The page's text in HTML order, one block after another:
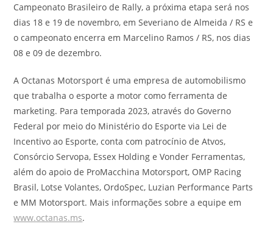
Campeonato Brasileiro de Rally, a próxima etapa será nos
dias 18 e 19 de novembro, em Severiano de Almeida / RS e
o campeonato encerra em Marcelino Ramos / RS, nos dias
08 e 09 de dezembro.
A Octanas Motorsport é uma empresa de automobilismo
que trabalha o esporte a motor como ferramenta de
marketing. Para temporada 2023, através do Governo
Federal por meio do Ministério do Esporte via Lei de
Incentivo ao Esporte, conta com patrocínio de Atvos,
Consórcio Servopa, Essex Holding e Vonder Ferramentas,
além do apoio de ProMacchina Motorsport, OMP Racing
Brasil, Lotse Volantes, OrdoSpec, Luzian Performance Parts
e MM Motorsport. Mais informações sobre a equipe em
www.octanas.ms.